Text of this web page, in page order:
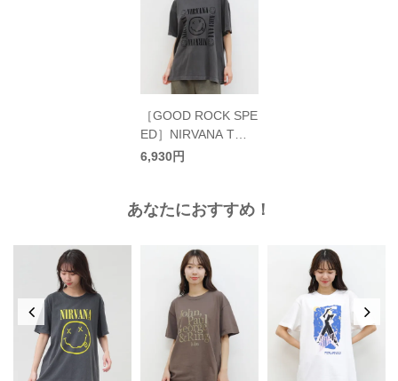
［GOOD ROCK SPE
ED］NIRVANA Tシ
ャツ／グッドロック
6,930円
あなたにおすすめ！